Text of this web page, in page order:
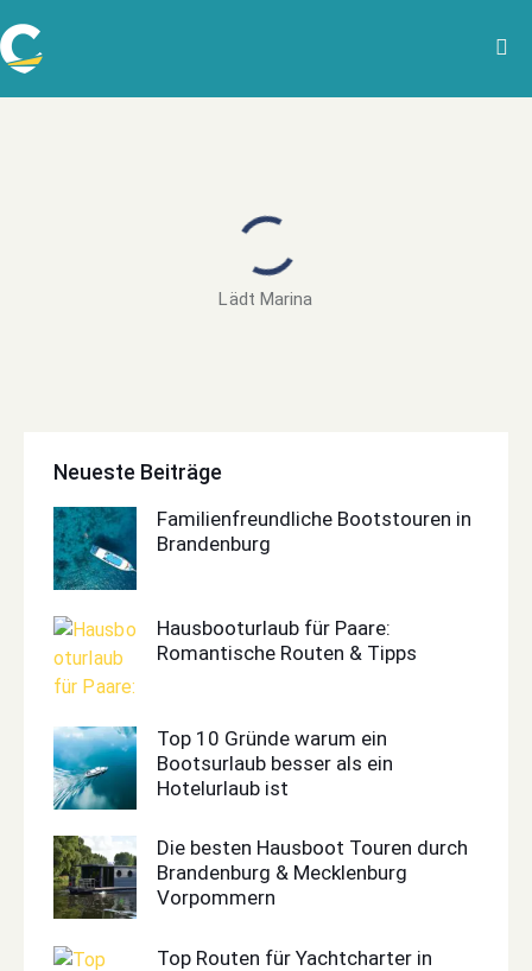
Lädt Marina
Neueste Beiträge
Familienfreundliche Bootstouren in
Brandenburg
Hausbooturlaub für Paare:
Romantische Routen & Tipps
Top 10 Gründe warum ein
Bootsurlaub besser als ein
Hotelurlaub ist
Die besten Hausboot Touren durch
Brandenburg & Mecklenburg
Vorpommern
Top Routen für Yachtcharter in